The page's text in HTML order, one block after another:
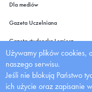
Dla mediów
Gazeta Uczelniana
Gazeta studencka Lemiesz
Wydawnictwo UMW
Deklaracja dostępności
Używamy plików cookies,
naszego serwisu.
Jeśli nie blokują Państwo
ich użycie oraz zapisanie